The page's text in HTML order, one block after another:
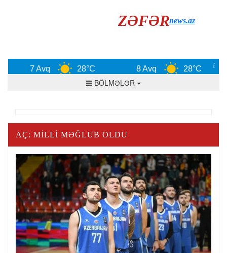
ZƏFƏRnews.az
7 Avq 28°C 8 Avq 28°C
BÖLMƏLƏR
AÇ: MILLI MƏĞLUB OLDU